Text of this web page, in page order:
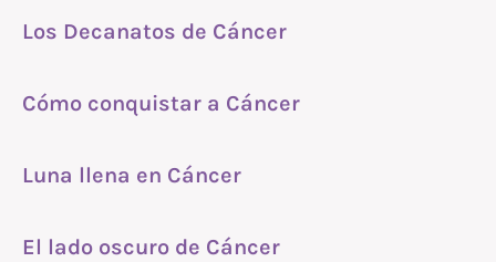
Los Decanatos de Cáncer
Cómo conquistar a Cáncer
Luna llena en Cáncer
El lado oscuro de Cáncer